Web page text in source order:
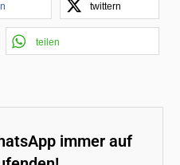
twittern
teilen
immer auf